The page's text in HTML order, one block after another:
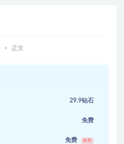
正文
29.9钻石
免费
免费 推荐